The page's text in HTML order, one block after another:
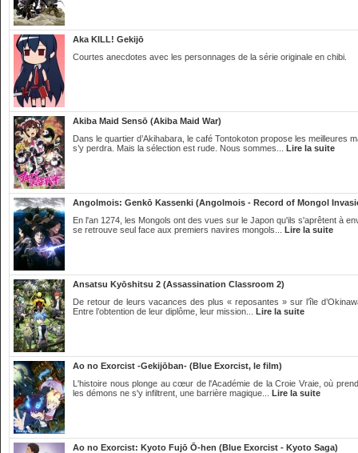
Aka KILL! Gekijō
Courtes anecdotes avec les personnages de la série originale en chibi.
Akiba Maid Sensō (Akiba Maid War)
Dans le quartier d’Akihabara, le café Tontokoton propose les
s’y perdra. Mais la sélection est rude. Nous sommes... Lire la suite
Angolmois: Genkō Kassenki (Angolmois - Record of Mongol
En l'an 1274, les Mongols ont des vues sur le Japon qu'ils s'aprêtent à
se retrouve seul face aux premiers navires mongols... Lire la suite
Ansatsu Kyōshitsu 2 (Assassination Classroom 2)
De retour de leurs vacances des plus « reposantes » sur l’île
Entre l’obtention de leur diplôme, leur mission... Lire la suite
Ao no Exorcist -Gekijōban- (Blue Exorcist, le film)
L'histoire nous plonge au cœur de l'Académie de la Croie Vraie, où
les démons ne s'y infiltrent, une barrière magique... Lire la suite
Ao no Exorcist: Kyoto Fujō Ō-hen (Blue Exorcist - Kyoto Saga)